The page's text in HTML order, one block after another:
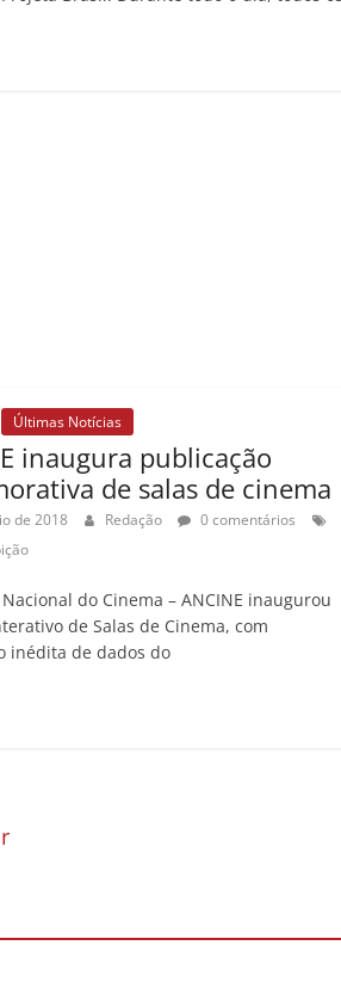
Últimas Notícias
inaugura publicação
de salas de cinema
de 2018 Redação
0 comentários
do Cinema – ANCINE inaugurou
de Salas de Cinema, com
inédita de dados do